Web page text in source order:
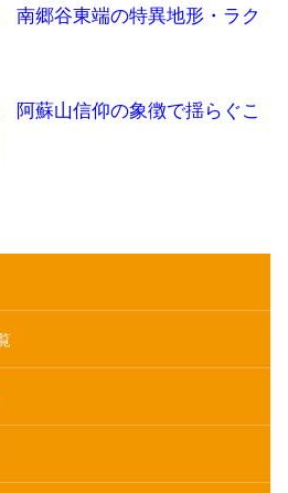
南郷谷東端の特異地形・ラク
阿蘇山信仰の象徴で揺らぐこ